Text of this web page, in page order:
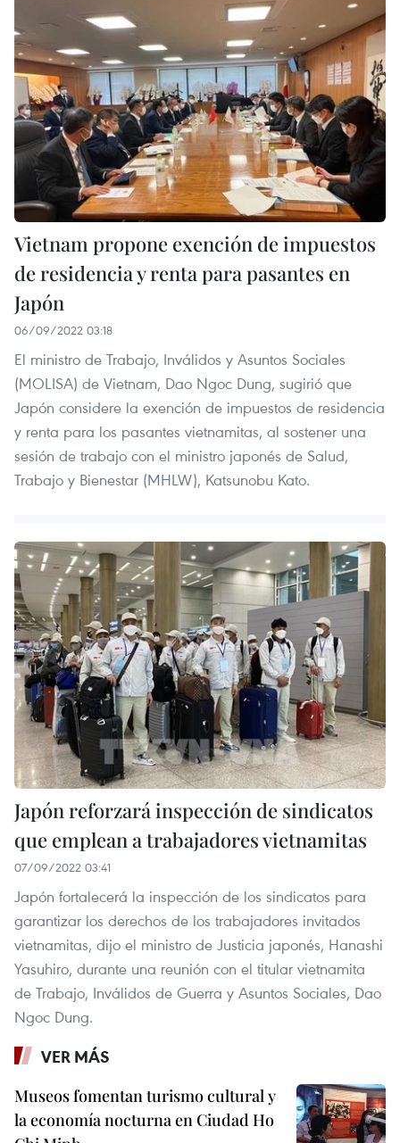
Vietnam propone exención de impuestos
de residencia y renta para pasantes en
Japón
06/09/2022 03:18
El ministro de Trabajo, Inválidos y Asuntos Sociales
(MOLISA) de Vietnam, Dao Ngoc Dung, sugirió que
Japón considere la exención de impuestos de residencia
y renta para los pasantes vietnamitas, al sostener una
sesión de trabajo con el ministro japonés de Salud,
Trabajo y Bienestar (MHLW), Katsunobu Kato.
Japón reforzará inspección de sindicatos
que emplean a trabajadores vietnamitas
07/09/2022 03:41
Japón fortalecerá la inspección de los sindicatos para
garantizar los derechos de los trabajadores invitados
vietnamitas, dijo el ministro de Justicia japonés, Hanashi
Yasuhiro, durante una reunión con el titular vietnamita
de Trabajo, Inválidos de Guerra y Asuntos Sociales, Dao
Ngoc Dung.
VER MÁS
Museos fomentan turismo cultural y
la economía nocturna en Ciudad Ho